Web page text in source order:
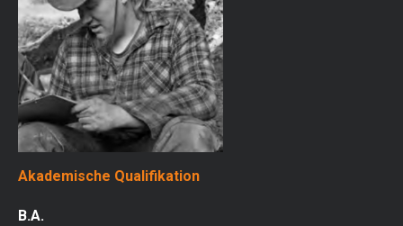
Akademische Qualifikation
B.A.